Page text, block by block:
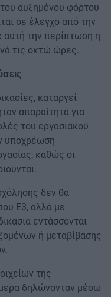
αυξημένου φόρτου
σε έλεγχο από την
αυτή την περίπτωση η
τις οκτώ ώρες.
καταργεί
απαραίτητα για
του εργασιακού
υποχρέωση
καθώς οι
δεν θα
Ε3, αλλά με
εντάσσονται
ή μεταβίβασης
της
δηλώνονταν μέσω